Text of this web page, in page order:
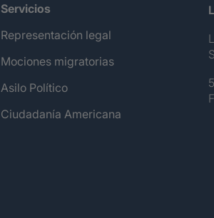
Servicios
Representación legal
Mociones migratorias
Asilo Político
Ciudadanía Americana